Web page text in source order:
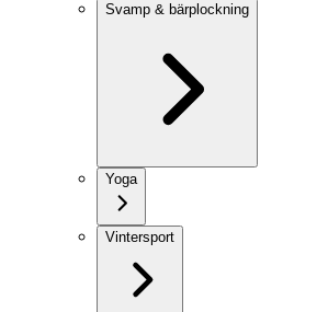
Svamp & bärplockning
Yoga
Vintersport